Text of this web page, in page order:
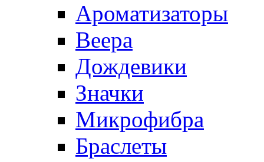
Ароматизаторы
Веера
Дождевики
Значки
Микрофибра
Браслеты